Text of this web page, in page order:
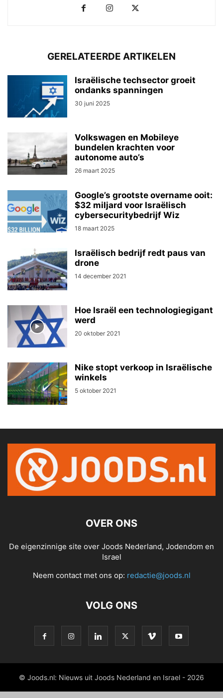
GERELATEERDE ARTIKELEN
Israëlische techsector groeit
ondanks spanningen
30 juni 2025
Volkswagen en Mobileye
bundelen krachten voor
autonome auto’s
26 maart 2025
Google’s grootste overname ooit:
$32 miljard voor Israëlisch
cybersecuritybedrijf Wiz
18 maart 2025
Israëlisch bedrijf redt paus van
drone
14 december 2021
Hoe Israël een technologiegigant
werd
20 oktober 2021
Nike stopt verkoop in Israëlische
winkels
5 oktober 2021
OVER ONS
De eigenzinnige site over Joods Nederland, Jodendom en
Israel
Neem contact met ons op: redactie@joods.nl
VOLG ONS
© Joods.nl: Nieuws uit Joods Nederland en Israel - 2026